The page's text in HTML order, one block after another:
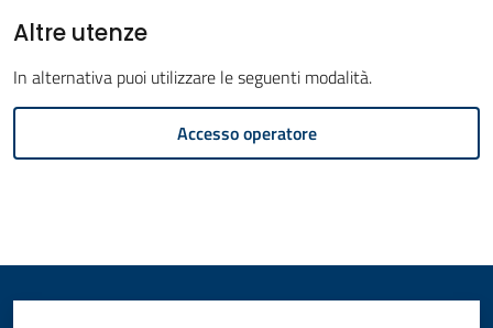
Vivere
il
Comune
r
Altre utenze
In alternativa puoi utilizzare le seguenti modalità.
Accesso operatore